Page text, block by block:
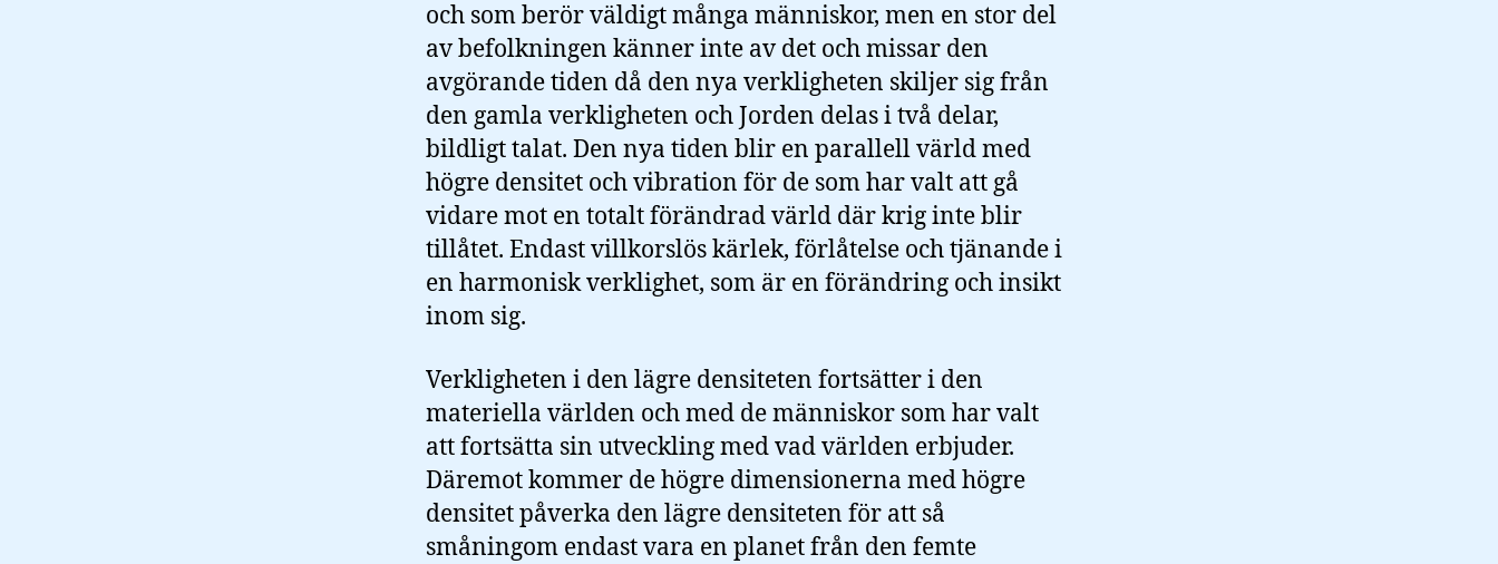
och som berör väldigt många människor, men en stor del
av befolkningen känner inte av det och missar den
avgörande tiden då den nya verkligheten skiljer sig från
den gamla verkligheten och Jorden delas i två delar,
bildligt talat. Den nya tiden blir en parallell värld med
högre densitet och vibration för de som har valt att gå
vidare mot en totalt förändrad värld där krig inte blir
tillåtet. Endast villkorslös kärlek, förlåtelse och tjänande i
en harmonisk verklighet, som är en förändring och insikt
inom sig.
Verkligheten i den lägre densiteten fortsätter i den
materiella världen och med de människor som har valt
att fortsätta sin utveckling med vad världen erbjuder.
Däremot kommer de högre dimensionerna med högre
densitet påverka den lägre densiteten för att så
småningom endast vara en planet från den femte